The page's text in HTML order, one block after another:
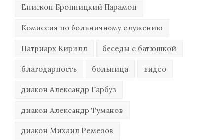
Епископ Бронницкий Парамон
Комиссия по больничному служению
Патриарх Кирилл беседы с батюшкой
благодарность больница видео
диакон Александр Гарбуз
диакон Александр Туманов
диакон Михаил Ремезов